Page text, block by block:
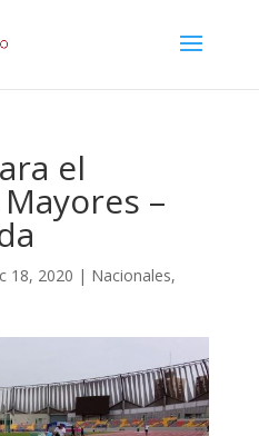
el
–
18, 2020 | Nacionales,